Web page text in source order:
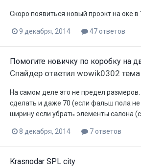
Скоро появиться новый проэкт на оке в
9 декабря, 2014 47 ответов
Помогите новичку по коробку на
Спайдер ответил wowik0302
На самом деле это не предел
сделать и даже 70 (если фальш пола
ширину если убрать элементы салона
8 декабря, 2014 7 ответов
Krasnodar SPL city